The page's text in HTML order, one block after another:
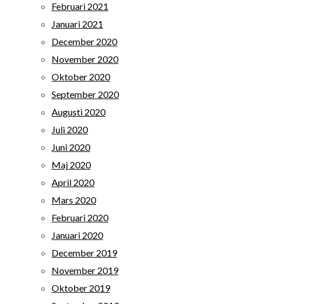
Februari 2021
Januari 2021
December 2020
November 2020
Oktober 2020
September 2020
Augusti 2020
Juli 2020
Juni 2020
Maj 2020
April 2020
Mars 2020
Februari 2020
Januari 2020
December 2019
November 2019
Oktober 2019